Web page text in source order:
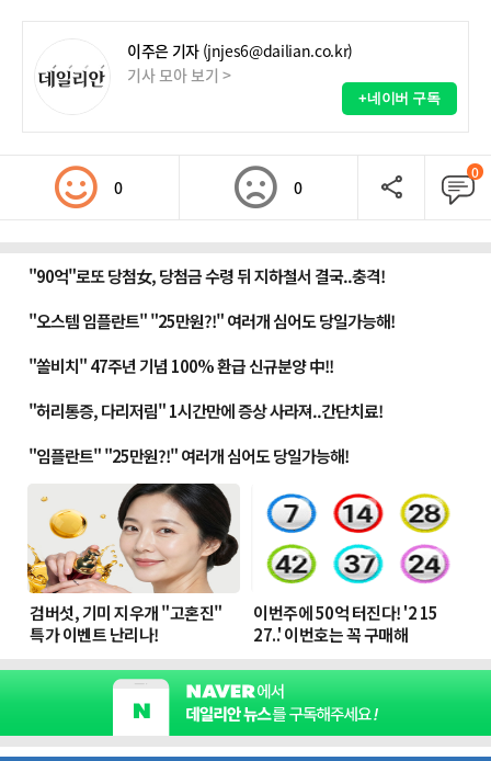
이주은 기자 (jnjes6@dailian.co.kr)
기사 모아 보기 >
+네이버 구독
0 0
0